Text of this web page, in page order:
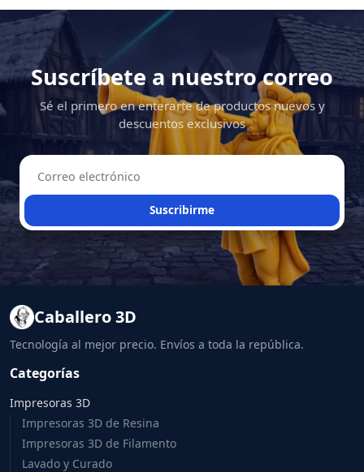
Suscríbete a nuestro correo
Sé el primero en enterarte de productos nuevos y
descuentos exclusivos
Suscribirme
Caballero 3D
Tecnología al mejor precio. Envíos a toda la república.
Categorías
Impresoras 3D
Impresoras 3D de Resina
Impresoras 3D de Filamento
Lavado y Curado